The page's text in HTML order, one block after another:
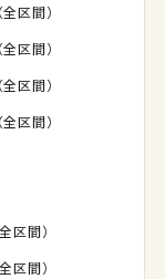
区間）
区間）
区間）
区間）
間）
間）